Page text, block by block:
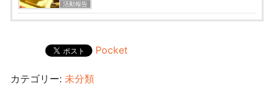
活動報告
Pocket
カテゴリー: 未分類